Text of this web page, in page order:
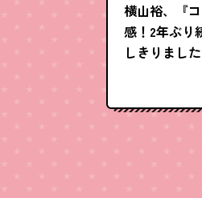
横山裕、『
感！2年ぶり
しきりました